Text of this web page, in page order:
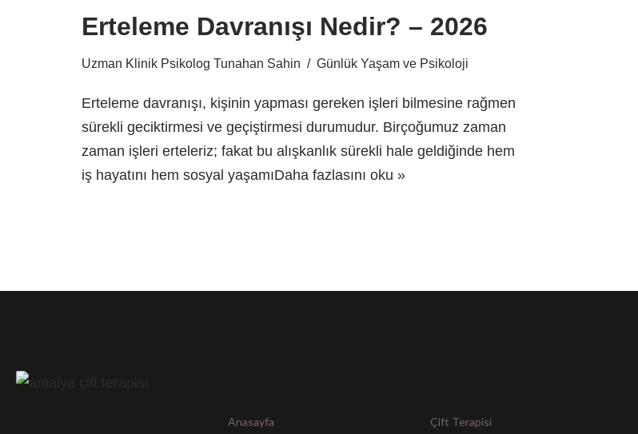
Erteleme Davranışı Nedir? – 2026
Uzman Klinik Psikolog Tunahan Sahin Günlük Yaşam ve Psikoloji
Erteleme davranışı, kişinin yapması gereken işleri bilmesine rağmen
sürekli geciktirmesi ve geçiştirmesi durumudur. Birçoğumuz zaman
zaman işleri erteleriz; fakat bu alışkanlık sürekli hale geldiğinde hem
iş hayatını hem sosyal yaşamıDaha fazlasını oku »
Anasayfa
Çift Terapisi